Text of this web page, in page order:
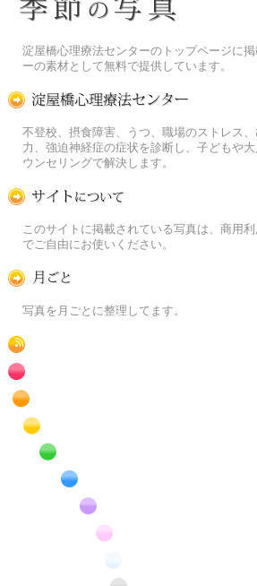
淀屋橋心理療法センターのトップページに
ーの素材として無料で提供しています。
不登校、摂食障害、うつ、職場のストレス
力、強迫神経症の症状を診断し、子どもや
ウンセリングで解決します。
このサイトに掲載されている写真は、商用
でご自由にお使いください。
写真を月ごとに整理してます。
RSS
赤色の花のフリー写真素材
橙色の花のフリー写真素材
黄色の花のフリー写真素材
緑色の花のフリー写真素材
青色の花のフリー写真素材
紫色の花のフリー写真素材
白色の花のフリー写真素材